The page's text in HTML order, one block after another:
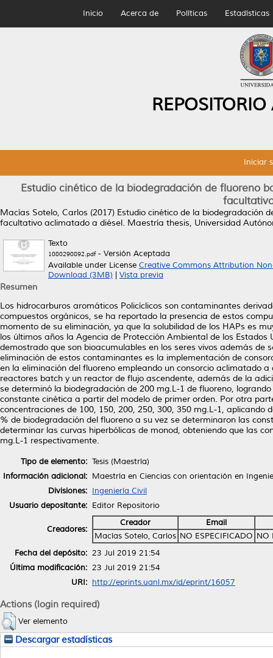
Inicio Acerca de Políticas Estadísticas
Iniciar
Estudio cinético de la biodegradación de fluoreno
Macías Sotelo, Carlos (2017) Estudio cinético de la biodegradación
facultativo aclimatado a diésel. Maestría thesis, Universidad
Texto
1080290892.pdf- Versión Aceptada
Available under License Creative Commons Attribution
Download (3MB)
Vista previa
Resumen
Los hidrocarburos aromáticos Policíclicos son contaminantes
compuestos orgánicos, se ha reportado la presencia de estos
momento de su eliminación, ya que la solubilidad de los HAPs es
los últimos años la Agencia de Protección Ambiental de los
demostrado que son bioacumulables en los seres vivos además
eliminación de estos contaminantes es la implementación de
en la eliminación del fluoreno empleando un consorcio aclimatado
reactores batch y un reactor de flujo ascendente, además de la
se determinó la biodegradación de 200 mg.L-1 de fluoreno,
constante cinética a partir del modelo de primer orden. Por otra
concentraciones de 100, 150, 200, 250, 300, 350 mg.L-1,
% de biodegradación del fluoreno a su vez se determinaron las
determinar las curvas hiperbólicas de monod, obteniendo que las
mg.L-1 respectivamente.
Tipo de elemento: Tesis (Maestría)
Información adicional: Maestría en Ciencias con orientación en
Divisiones: Ingeniería Civil
Usuario depositante: Editor Repositorio
Creadores:
Creador
Email
Macías Sotelo, Carlos NO ESPECIFICADO NO
Fecha del depósito: 23 Jul 2019 21:54
Última modificación: 23 Jul 2019 21:54
URI: http://eprints.uanl.mx/id/eprint/16057
Actions (login required)
Ver elemento
Descargar estadísticas